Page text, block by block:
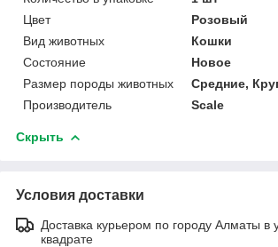
Цвет
Розовый
Вид животных
Кошки
Состояние
Новое
Размер породы животных
Средние,
Производитель
Scale
Скрыть
Условия доставки
Доставка курьером по городу Алматы в
квадрате